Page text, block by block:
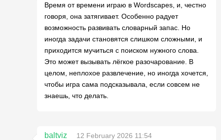
Время от времени играю в Wordscapes, и, честно
говоря, она затягивает. Особенно радует
возможность развивать словарный запас. Но
иногда задачи становятся слишком сложными, и
приходится мучиться с поиском нужного слова.
Это может вызывать лёгкое разочарование. В
целом, неплохое развлечение, но иногда хочется,
чтобы игра сама подсказывала, если совсем не
знаешь, что делать.
baltviz
12 February 2026 11:54